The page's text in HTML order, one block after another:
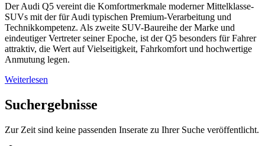
Der Audi Q5 vereint die Komfortmerkmale moderner Mittelklasse-
SUVs mit der für Audi typischen Premium-Verarbeitung und
Technikkompetenz. Als zweite SUV-Baureihe der Marke und
eindeutiger Vertreter seiner Epoche, ist der Q5 besonders für Fahrer
attraktiv, die Wert auf Vielseitigkeit, Fahrkomfort und hochwertige
Anmutung legen.
Weiterlesen
Suchergebnisse
Zur Zeit sind keine passenden Inserate zu Ihrer Suche veröffentlicht.